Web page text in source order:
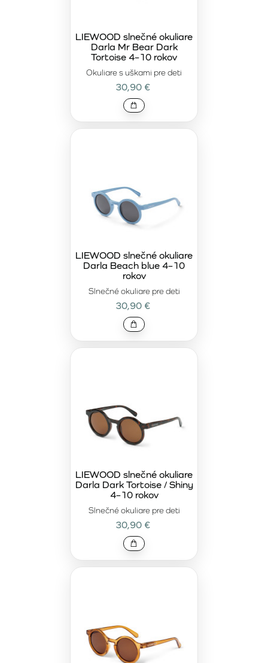
Okuliare s uškami pre deti
LIEWOOD slnečné okuliare
Darla Mr Bear Dark
Tortoise 4–10 rokov
30,90 €
Slnečné okuliare pre deti
LIEWOOD slnečné okuliare
Darla Beach blue 4–10
rokov
30,90 €
Slnečné okuliare pre deti
LIEWOOD slnečné okuliare
Darla Dark Tortoise / Shiny
4–10 rokov
30,90 €